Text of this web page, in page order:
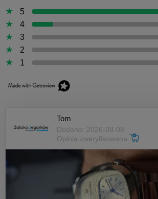
5
4
3
2
1
Tom
Dodano: 2026-08-08
Opinia zweryfikowana